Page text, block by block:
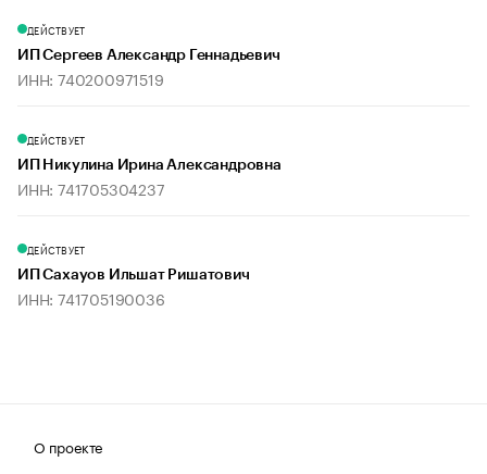
ДЕЙСТВУЕТ
ИП Сергеев Александр Геннадьевич
ИНН: 740200971519
ДЕЙСТВУЕТ
ИП Никулина Ирина Александровна
ИНН: 741705304237
ДЕЙСТВУЕТ
ИП Сахауов Ильшат Ришатович
ИНН: 741705190036
О проекте